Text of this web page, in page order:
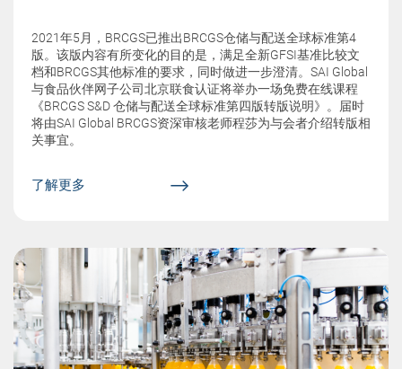
2021年5⽉，BRCGS已推出BRCGS仓储与配送全球标准第4
版。该版内容有所变化的⽬的是，满⾜全新GFSI基准⽐较⽂
档和BRCGS其他标准的要求，同时做进⼀步澄清。SAI Global
与食品伙伴网子公司北京联食认证将举办一场免费在线课程
《BRCGS S&D 仓储与配送全球标准第四版转版说明》。届时
将由SAI Global BRCGS资深审核老师程莎为与会者介绍转版相
关事宜。
了解更多